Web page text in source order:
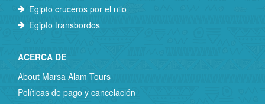
Egipto cruceros por el nilo
Egipto transbordos
ACERCA DE
About Marsa Alam Tours
Políticas de pago y cancelación